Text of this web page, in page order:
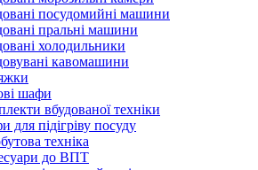
посудомийні машини
пральні машини
холодильники
кавомашини
шафи
вбудованої техніки
для підігріву посуду
техніка
до ВПТ